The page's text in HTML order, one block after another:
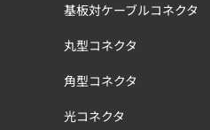
基板対ケーブルコネクタ
丸型コネクタ
角型コネクタ
光コネクタ